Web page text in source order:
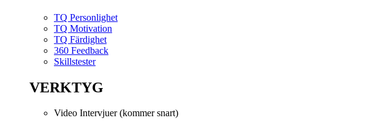
TQ Personlighet
TQ Motivation
TQ Färdighet
360 Feedback
Skillstester
VERKTYG
Video Intervjuer (kommer snart)